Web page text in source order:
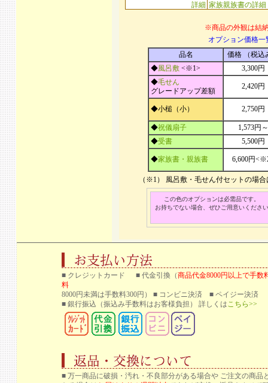
詳細 家族親族書の詳細
※商品の外観は結
オプション価格一
品名
価格 （税込
◆風呂敷 <※1>
3,300円
◆毛せん
グレードアップ差額
2,420円
◆小槌（小） 2,750円
◆祝儀扇子
1,573円～
◆受書 5,500円
◆家族書・親族書 6,600円
（※1） 風呂敷・毛せん付セットの
この色のオプションは必需品です。
お持ちでない場合、ぜひご用意いください
■ クレジットカード ■ 代金引換（商品代金8000円以上で手数
料
8000円未満は手数料300円） ■ コンビニ決済 ■ ペイジー決済
■ 銀行振込 （振込み手数料はお客様負担） 詳しくはこちら>>
■ 万一商品に破損・汚れ・不良部分がある場合や ご注文の商品